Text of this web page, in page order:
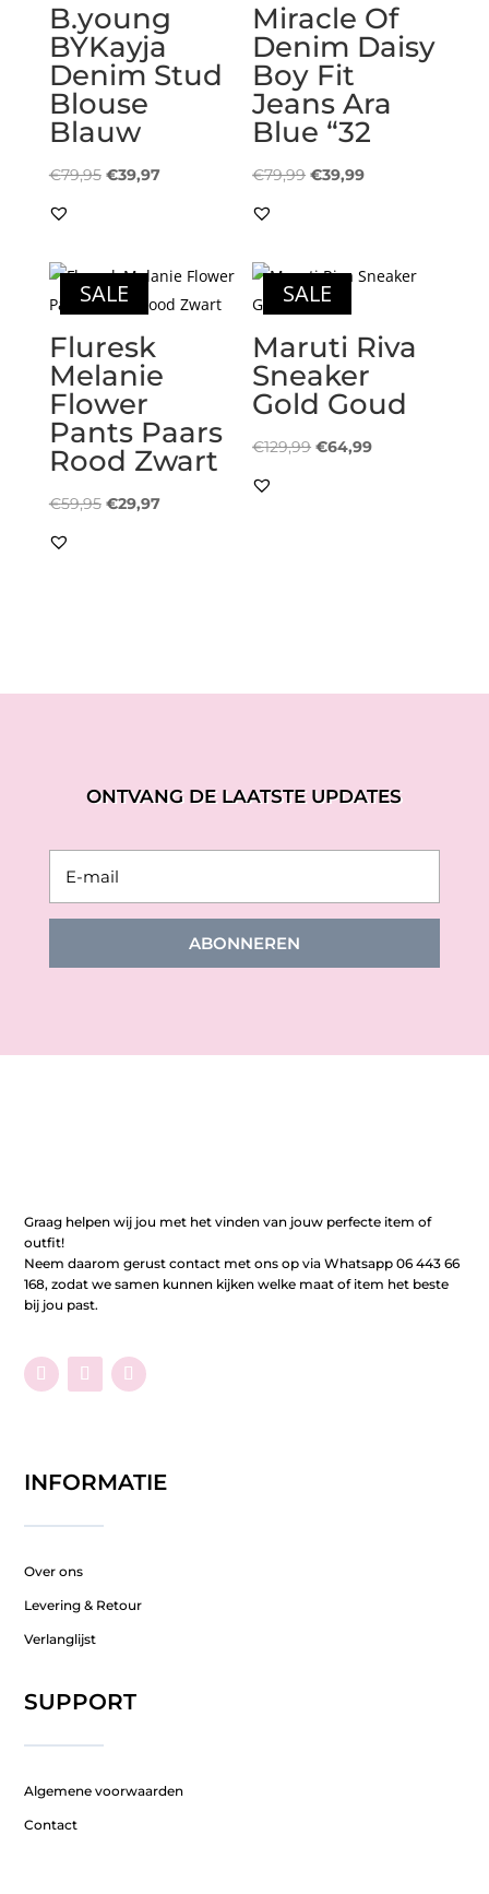
B.young
BYKayja
Denim Stud
Blouse
Blauw
€79,95 Oorspronkelijke
€39,97Huidige
Miracle Of
Denim Daisy
Boy Fit
Jeans Ara
Blue “32
€79,99 Oorspronkelijke
€39,99Huidige
SALE
Fluresk
Melanie
Flower
Pants Paars
Rood Zwart
€59,95 Oorspronkelijke
€29,97Huidige
SALE
Maruti Riva
Sneaker
Gold Goud
€129,99 Oorspronkelijke
€64,99Huidige
ONTVANG DE LAATSTE UPDATES
ABONNEREN
Graag helpen wij jou met het vinden van jouw perfecte item of
outfit!
Neem daarom gerust contact met ons op via Whatsapp 06 443 66
168, zodat we samen kunnen kijken welke maat of item het beste
bij jou past.
INFORMATIE
Over ons
Levering & Retour
Verlanglijst
SUPPORT
Algemene voorwaarden
Contact